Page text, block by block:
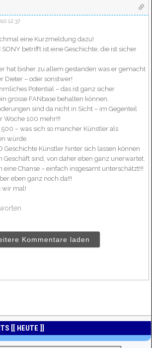
12:37
eine Kurzmeldung dazu!
betrifft ist eine Geschichte, die ist sicher
hat bisher zu allem gestanden was er gemacht
Dieter – oder sonstwer!
Potential – das ist ganz sicher
grosse FANbase behalten können,
sind da nicht in Sicht – im Gegenteil
Woche 100 mehr!!!
– was sich so mancher Künstler als
würde.
Geschichte Künstler hinter sich lassen können
Geschäft sind, von daher eben ganz unerwartet.
Chanse – einfach insgesamt unterschätzt!!!
eben ganz noch da!!!
wir mal!
Kommentare laden
[[ HEUTE ]]